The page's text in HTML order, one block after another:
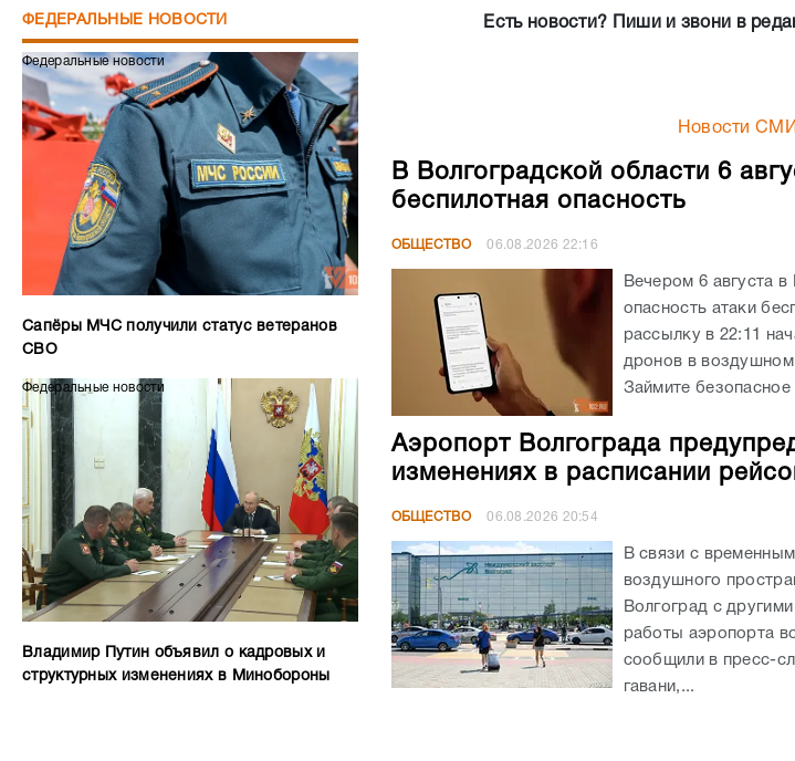
ФЕДЕРАЛЬНЫЕ НОВОСТИ
Федеральные новости
Сапёры МЧС получили статус ветеранов
СВО
Федеральные новости
Владимир Путин объявил о кадровых и
структурных изменениях в Минобороны
Есть новости? Пиши и звони в
Новости
В Волгоградской области 6
беспилотная опасность
ОБЩЕСТВО 06.08.2026 22:16
Вечером 6 августа
опасность атаки
рассылку в 22:11
дронов в воздушном
Займите безопасное
Аэропорт Волгограда
изменениях в расписании
ОБЩЕСТВО 06.08.2026 20:54
В связи с
воздушного
Волгоград с
работы аэропорта
сообщили в пресс-
гавани,...